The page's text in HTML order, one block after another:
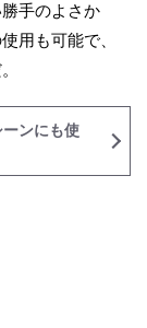
手のよさか
用も可能で、
ンにも使